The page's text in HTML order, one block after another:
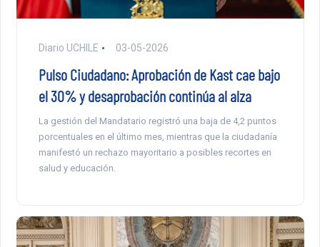
Diario UCHILE 03-05-2026
Pulso Ciudadano: Aprobación de Kast cae bajo
el 30% y desaprobación continúa al alza
La gestión del Mandatario registró una baja de 4,2 puntos
porcentuales en el último mes, mientras que la ciudadanía
manifestó un rechazo mayoritario a posibles recortes en
salud y educación.